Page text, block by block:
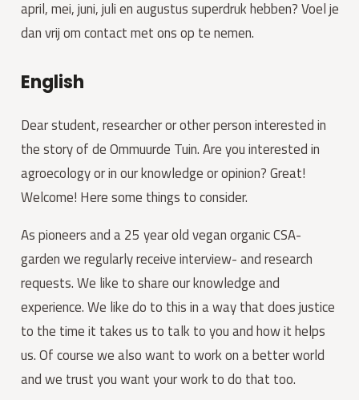
april, mei, juni, juli en augustus superdruk hebben? Voel je
dan vrij om contact met ons op te nemen.
English
Dear student, researcher or other person interested in
the story of de Ommuurde Tuin. Are you interested in
agroecology or in our knowledge or opinion? Great!
Welcome! Here some things to consider.
As pioneers and a 25 year old vegan organic CSA-
garden we regularly receive interview- and research
requests. We like to share our knowledge and
experience. We like do to this in a way that does justice
to the time it takes us to talk to you and how it helps
us. Of course we also want to work on a better world
and we trust you want your work to do that too.